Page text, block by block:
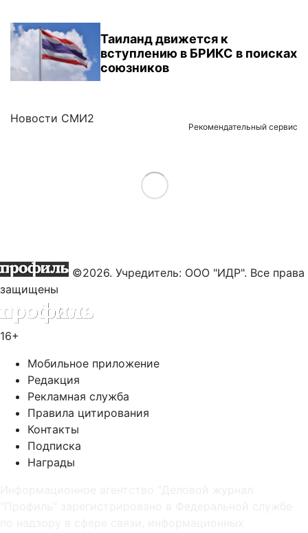
Таиланд движется к
вступлению в БРИКС в поисках
союзников
Новости СМИ2
Рекомендательный сервис
Load More
©2026. Учредитель: ООО "ИДР". Все права
защищены
16+
Мобильное приложение
Редакция
Рекламная служба
Правила цитирования
Контакты
Подписка
Награды